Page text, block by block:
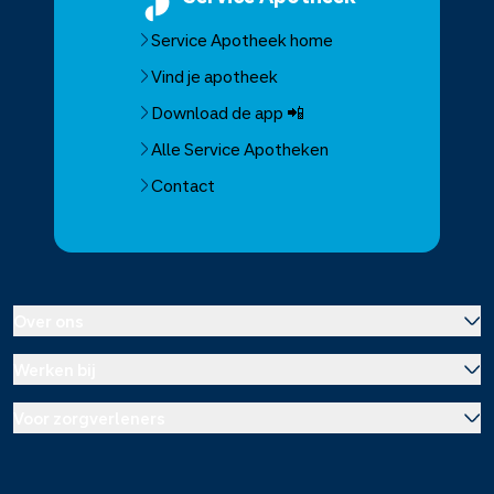
Service Apotheek home
Vind je apotheek
Download de app 📲
Alle Service Apotheken
Contact